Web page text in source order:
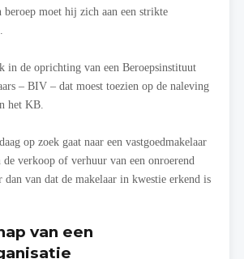
moet hij zich aan een strikte
in de oprichting van een Beroepsinstituut
– BIV – dat moest toezien op de naleving
het KB.
op zoek gaat naar een vastgoedmakelaar
verkoop of verhuur van een onroerend
dan van dat de makelaar in kwestie erkend is
van een